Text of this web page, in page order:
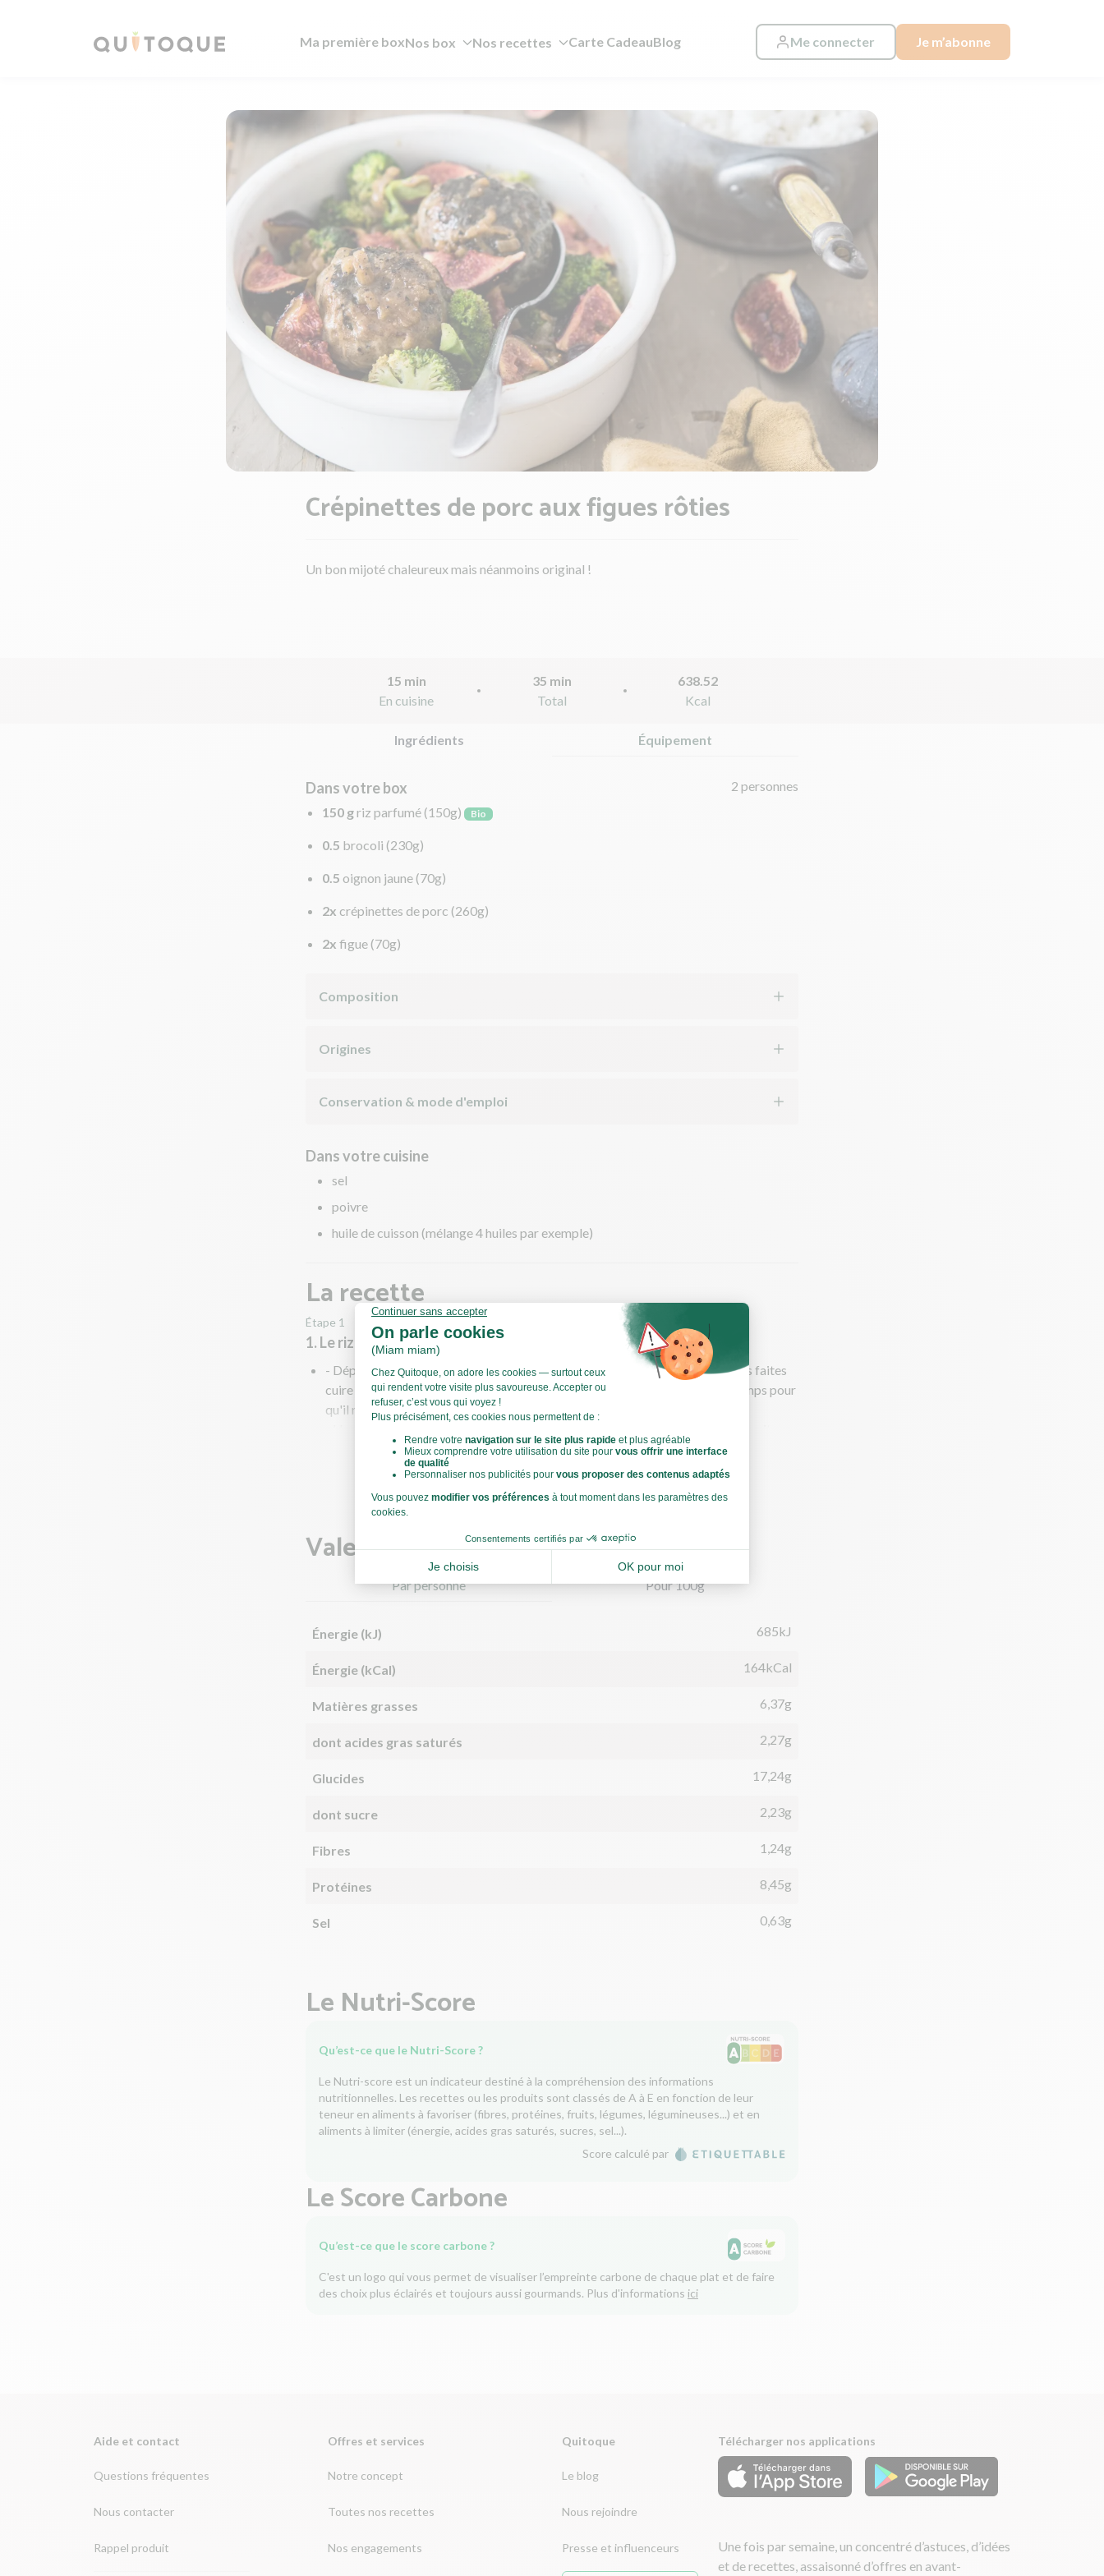
Ma première boxNos box Nos recettes Carte CadeauBlog Me connecter Je m’abonne
Crépinettes de porc aux figues rôties
Un bon mijoté chaleureux mais néanmoins original !
15 min
En cuisine
35 min
Total
638.52
Kcal
Ingrédients Équipement
Dans votre box
2 personnes
150 griz parfumé (150g) Bio
0.5 brocoli (230g)
0.5 oignon jaune (70g)
2x crépinettes de porc (260g)
2x figue (70g)
Composition
Origines
Conservation & mode d'emploi
Dans votre cuisine
sel
poivre
huile de cuisson (mélange 4 huiles par exemple)
La recette
Étape 1
1. Le riz parfumé
- Déposez-le dans une casserole remplie d'eau froide. Portez à ébullition puis faites
cuire 12 min à feu moyen jusqu'à ce qu'il soit tendre. Remuez de temps en temps pour
qu'il n’accroche pas au fond de la casserole.
égouttez-le et remettez-le dans la casserole. Salez, poivrez. Couvrez pour le
maintenir au chaud.
Voir toute la recette
Valeurs nutritionnelles
Par personne Pour 100g
Énergie (kJ) 685kJ
Énergie (kCal) 164kCal
Matières grasses 6,37g
dont acides gras saturés 2,27g
Glucides 17,24g
dont sucre 2,23g
Fibres 1,24g
Protéines 8,45g
Sel 0,63g
Le Nutri-Score
Qu’est-ce que le Nutri-Score ?
Le Nutri-score est un indicateur destiné à la compréhension des informations
nutritionnelles. Les recettes ou les produits sont classés de A à E en fonction de leur
teneur en aliments à favoriser (fibres, protéines, fruits, légumes, légumineuses...) et en
aliments à limiter (énergie, acides gras saturés, sucres, sel...).
Score calculé par
Le Score Carbone
Qu’est-ce que le score carbone ?
C'est un logo qui vous permet de visualiser l’empreinte carbone de chaque plat et de faire
des choix plus éclairés et toujours aussi gourmands. Plus d'informations ici
Aide et contact
Questions fréquentes
Nous contacter
Rappel produit
Offres et services
Notre concept
Toutes nos recettes
Nos engagements
Quitoque
Le blog
Nous rejoindre
Presse et influenceurs
Télécharger nos applications
Une fois par semaine, un concentré d’astuces, d’idées
et de recettes, assaisonné d’offres en avant-